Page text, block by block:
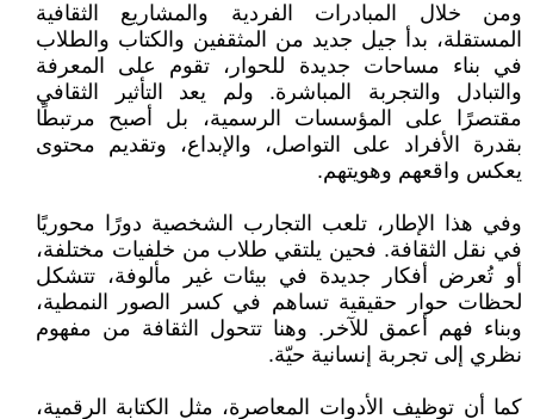
ومن خلال المبادرات الفردية والمشاريع الثقافية
المستقلة، بدأ جيل جديد من المثقفين والكتاب والطلاب
في بناء مساحات جديدة للحوار، تقوم على المعرفة
والتبادل والتجربة المباشرة. ولم يعد التأثير الثقافي
مقتصرًا على المؤسسات الرسمية، بل أصبح مرتبطًا
بقدرة الأفراد على التواصل، والإبداع، وتقديم محتوى
يعكس واقعهم وهويتهم.
وفي هذا الإطار، تلعب التجارب الشخصية دورًا محوريًا
في نقل الثقافة. فحين يلتقي طلاب من خلفيات مختلفة،
أو تُعرض أفكار جديدة في بيئات غير مألوفة، تتشكل
لحظات حوار حقيقية تساهم في كسر الصور النمطية،
وبناء فهم أعمق للآخر. وهنا تتحول الثقافة من مفهوم
نظري إلى تجربة إنسانية حيّة.
كما أن توظيف الأدوات المعاصرة، مثل الكتابة الرقمية،